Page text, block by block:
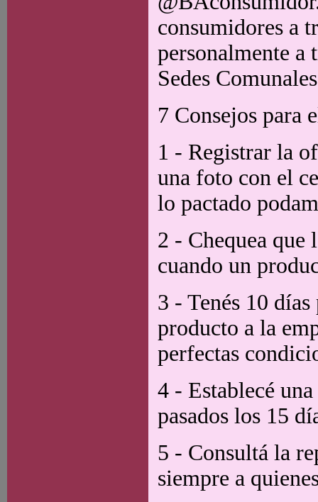
consumidores a
personalmente a
Sedes
7 Consejos para
1 - Registrar la
una foto con el
lo pactado
2 - Chequea que
cuando un
3 - Tenés 10
producto a la
perfectas
4 - Establecé
pasados los 15
5 - Consultá la
siempre a